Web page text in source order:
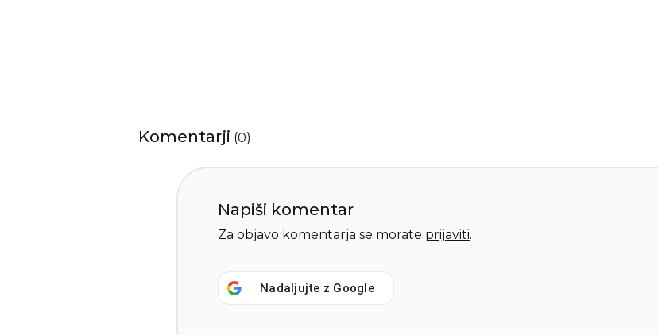
Komentarji (0)
Napiši komentar
Za objavo komentarja se morate prijaviti.
Nadaljujte z Google